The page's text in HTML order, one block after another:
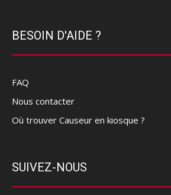
BESOIN D'AIDE ?
FAQ
Nous contacter
Où trouver Causeur en kiosque ?
SUIVEZ-NOUS